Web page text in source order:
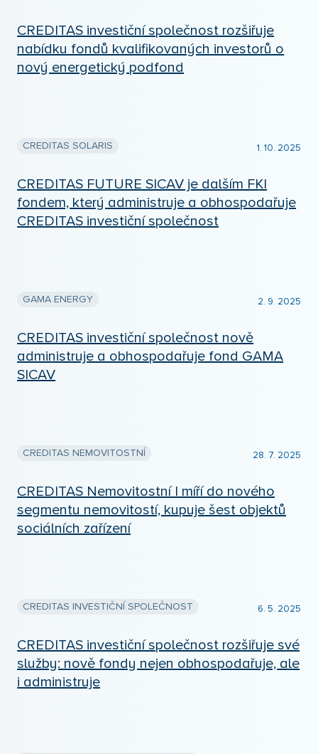
CREDITAS investiční společnost rozšiřuje
nabídku fondů kvalifikovaných investorů o
nový energetický podfond
CREDITAS SOLARIS 1. 10. 2025
CREDITAS FUTURE SICAV je dalším FKI
fondem, který administruje a obhospodařuje
CREDITAS investiční společnost
GAMA ENERGY 2. 9. 2025
CREDITAS investiční společnost nově
administruje a obhospodařuje fond GAMA
SICAV
CREDITAS NEMOVITOSTNÍ 28. 7. 2025
CREDITAS Nemovitostní I míří do nového
segmentu nemovitostí, kupuje šest objektů
sociálních zařízení
CREDITAS INVESTIČNÍ SPOLEČNOST 6. 5. 2025
CREDITAS investiční společnost rozšiřuje své
služby: nově fondy nejen obhospodařuje, ale
i administruje